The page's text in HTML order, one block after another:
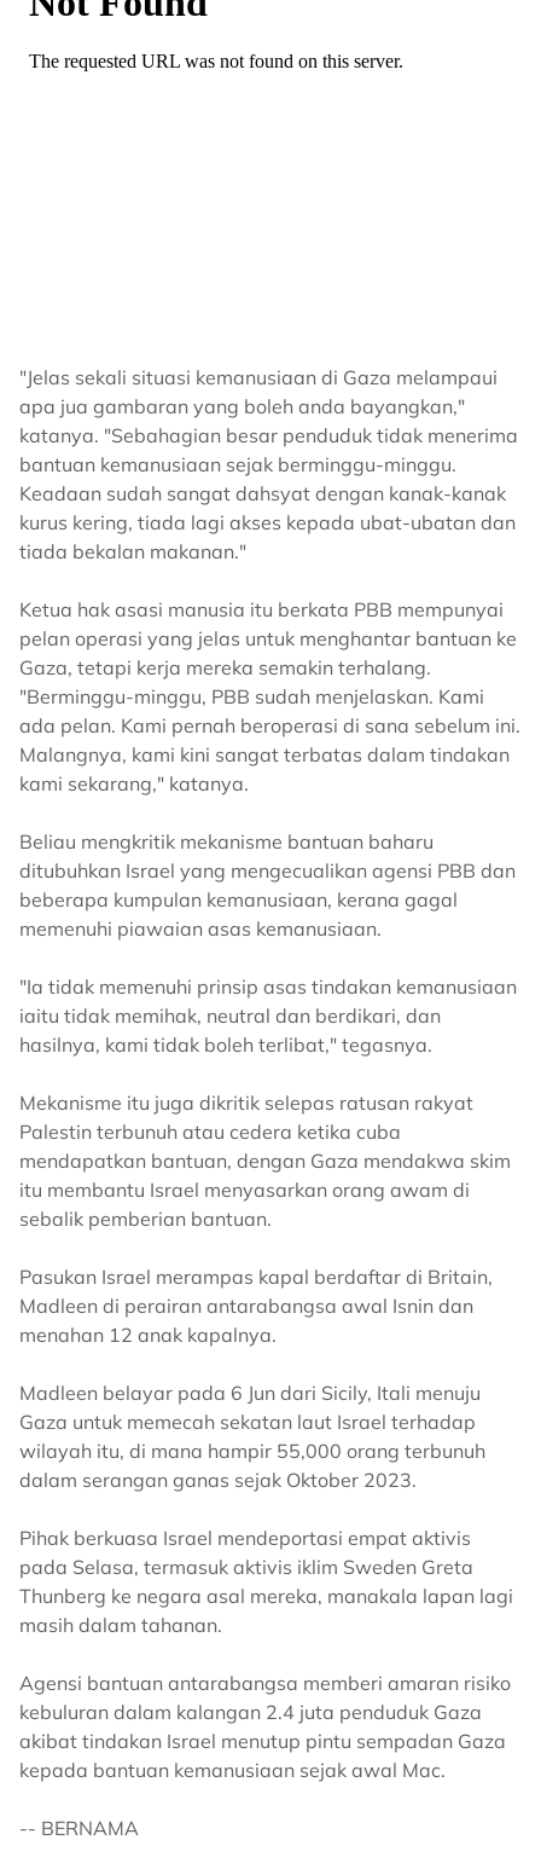
"Jelas sekali situasi kemanusiaan di Gaza melampaui
apa jua gambaran yang boleh anda bayangkan,"
katanya. "Sebahagian besar penduduk tidak menerima
bantuan kemanusiaan sejak berminggu-minggu.
Keadaan sudah sangat dahsyat dengan kanak-kanak
kurus kering, tiada lagi akses kepada ubat-ubatan dan
tiada bekalan makanan."
Ketua hak asasi manusia itu berkata PBB mempunyai
pelan operasi yang jelas untuk menghantar bantuan ke
Gaza, tetapi kerja mereka semakin terhalang.
"Berminggu-minggu, PBB sudah menjelaskan. Kami
ada pelan. Kami pernah beroperasi di sana sebelum ini.
Malangnya, kami kini sangat terbatas dalam tindakan
kami sekarang," katanya.
Beliau mengkritik mekanisme bantuan baharu
ditubuhkan Israel yang mengecualikan agensi PBB dan
beberapa kumpulan kemanusiaan, kerana gagal
memenuhi piawaian asas kemanusiaan.
"Ia tidak memenuhi prinsip asas tindakan kemanusiaan
iaitu tidak memihak, neutral dan berdikari, dan
hasilnya, kami tidak boleh terlibat," tegasnya.
Mekanisme itu juga dikritik selepas ratusan rakyat
Palestin terbunuh atau cedera ketika cuba
mendapatkan bantuan, dengan Gaza mendakwa skim
itu membantu Israel menyasarkan orang awam di
sebalik pemberian bantuan.
Pasukan Israel merampas kapal berdaftar di Britain,
Madleen di perairan antarabangsa awal Isnin dan
menahan 12 anak kapalnya.
Madleen belayar pada 6 Jun dari Sicily, Itali menuju
Gaza untuk memecah sekatan laut Israel terhadap
wilayah itu, di mana hampir 55,000 orang terbunuh
dalam serangan ganas sejak Oktober 2023.
Pihak berkuasa Israel mendeportasi empat aktivis
pada Selasa, termasuk aktivis iklim Sweden Greta
Thunberg ke negara asal mereka, manakala lapan lagi
masih dalam tahanan.
Agensi bantuan antarabangsa memberi amaran risiko
kebuluran dalam kalangan 2.4 juta penduduk Gaza
akibat tindakan Israel menutup pintu sempadan Gaza
kepada bantuan kemanusiaan sejak awal Mac.
-- BERNAMA